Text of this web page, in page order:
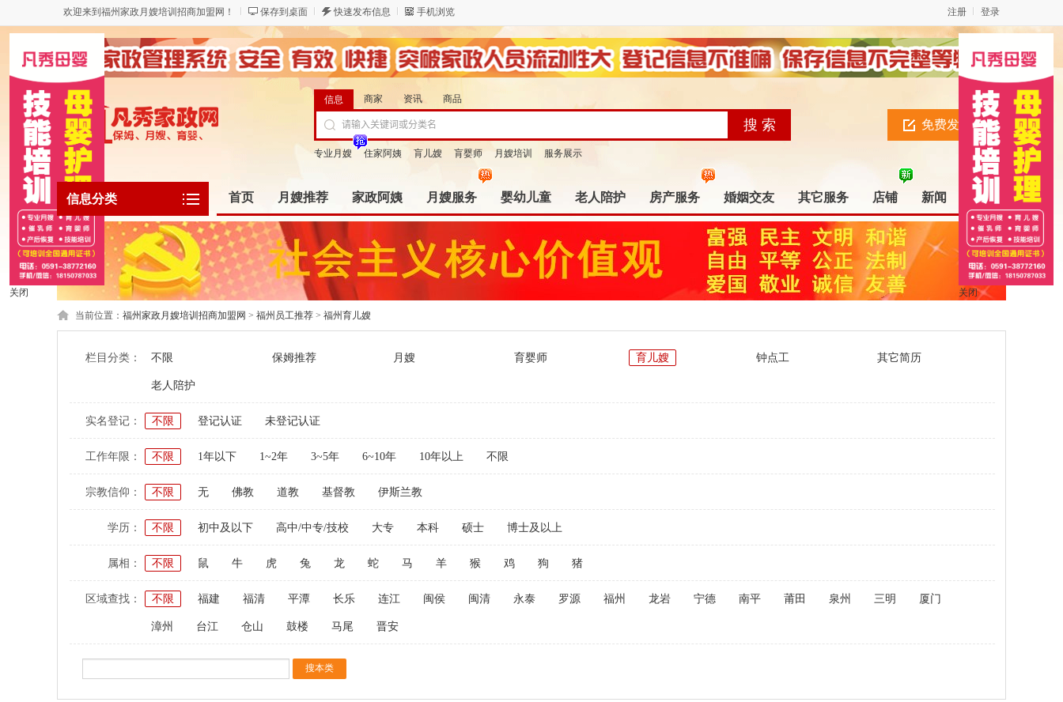
欢迎来到福州家政月嫂培训招商加盟网！ 保存到桌面 快速发布信息 手机浏览 登录
注册
免费发布信息
信息 商家 资讯 商品
专业月嫂 住家阿姨 肓儿嫂 肓婴师 月嫂培训 服务展示
信息分类 首页 月嫂推荐 家政阿姨 月嫂服务 婴幼儿童 老人陪护 房产服务 婚姻交友 其它服务 店铺 新闻
当前位置： 福州家政月嫂培训招商加盟网 > 福州员工推荐 > 福州育儿嫂
栏目分类： 不限 保姆推荐 月嫂 育婴师 育儿嫂 钟点工 其它简历
老人陪护
实名登记： 不限 登记认证 未登记认证
工作年限： 不限 1年以下 1~2年 3~5年 6~10年 10年以上 不限
宗教信仰： 不限 无 佛教 道教 基督教 伊斯兰教
学历： 不限 初中及以下 高中/中专/技校 大专 本科 硕士 博士及以上
属相： 不限 鼠 牛 虎 兔 龙 蛇 马 羊 猴 鸡 狗 猪
区域查找： 不限 福建 福清 平潭 长乐 连江 闽侯 闽清 永泰 罗源 福州 龙岩 宁德 南平 莆田 泉州 三明 厦门
漳州 台江 仓山 鼓楼 马尾 晋安
关闭 关闭